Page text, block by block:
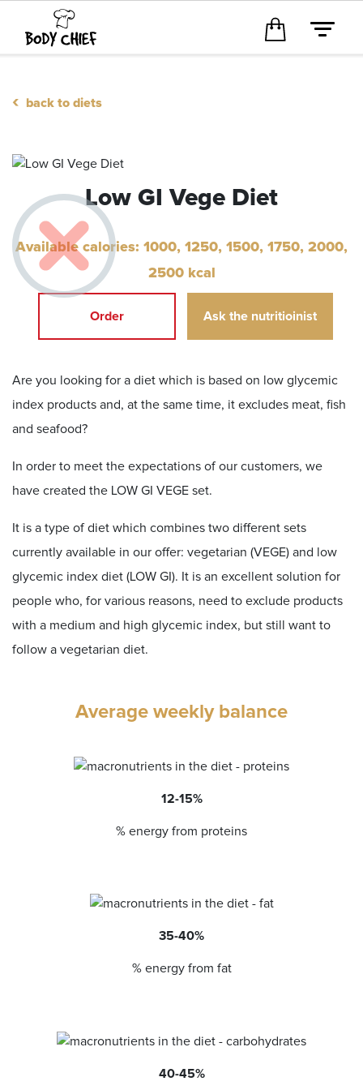
‹ back to diets
Low GI Vege Diet
Available calories: 1000, 1250, 1500, 1750, 2000,
2500 kcal
Order Ask the nutritioinist
Are you looking for a diet which is based on low glycemic
index products and, at the same time, it excludes meat, fish
and seafood?
In order to meet the expectations of our customers, we
have created the LOW GI VEGE set.
It is a type of diet which combines two different sets
currently available in our offer: vegetarian (VEGE) and low
glycemic index diet (LOW GI). It is an excellent solution for
people who, for various reasons, need to exclude products
with a medium and high glycemic index, but still want to
follow a vegetarian diet.
Average weekly balance
12-15%
% energy from proteins
35-40%
% energy from fat
40-45%